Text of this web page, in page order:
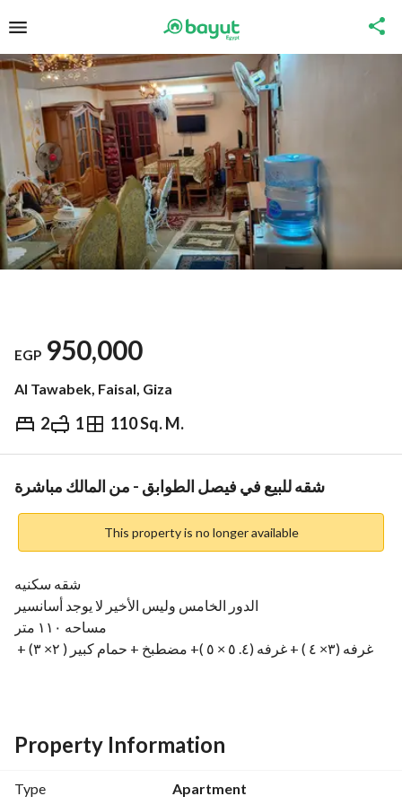
EGP 950,000
Al Tawabek, Faisal, Giza
2 1 110 Sq. M.
EGP 950,000
Overview Trends & Indices Mortgage
شقه للبيع في فيصل الطوابق - من المالك مباشرة
This property is no longer available
شقه سكنيه
الدور الخامس وليس الأخير لا يوجد أسانسير
مساحه ١١٠ متر
السباكه الشريف
طقم حمام ديورافيت
Property Information
Type Apartment